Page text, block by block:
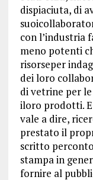
dispiaciuta, di
con l’industria
meno potenti
risorseper
dei loro
di vetrine per
iloro prodotti. E
vale a dire,
prestato il
scritto
stampa in
fornire al